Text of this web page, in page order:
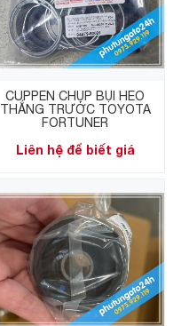
CUPPEN CHỤP BỤI HEO
THẮNG TRƯỚC TOYOTA
FORTUNER
Liên hệ để biết giá